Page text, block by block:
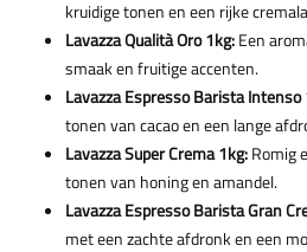
kruidige tonen en een rijke
Lavazza Qualità Oro 1kg:Een
smaak en fruitige accenten.
Lavazza Espresso Barista Intenso
tonen van cacao en een lange
Lavazza Super Crema 1kg:Romig
tonen van honing en amandel.
Lavazza Espresso Barista Gran
met een zachte afdronk en een